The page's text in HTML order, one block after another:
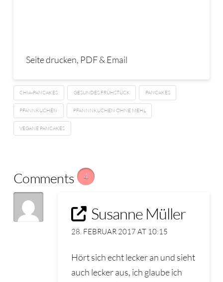
Seite drucken, PDF & Email
CHIA-PANCAKES GESUNDES FRÜHSTÜCK PANCAKES
PFANNKUCHEN PFANNNKUCHEN OHNE MEHL
VEGANE PANCAKES
Comments 4
Susanne Müller
28. FEBRUAR 2017 AT 10:15
Hört sich echt lecker an und sieht
auch lecker aus, ich glaube ich